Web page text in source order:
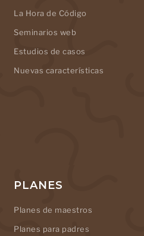
La Hora de Código
Seminarios web
Estudios de casos
Nuevas características
PLANES
Planes de maestros
Planes para padres